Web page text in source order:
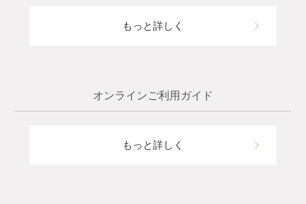
もっと詳しく
オンラインご利用ガイド
もっと詳しく